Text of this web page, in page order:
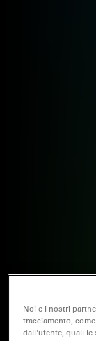
Noi e i nostri
tracciamento,
dall'utente, quali le